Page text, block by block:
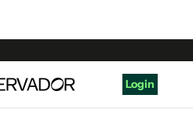
Login